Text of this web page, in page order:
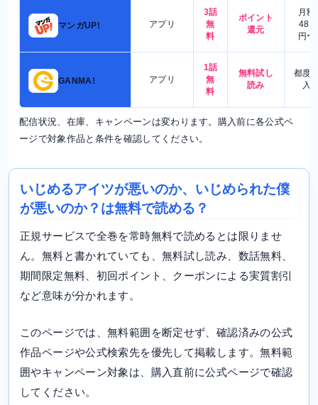
マンガUP! アプリ
3話
無
料
ポイント
還元
月額
480
円〜
GANMA! アプリ
1話
無
料
無料試し
読み
都度
入
配信状況、在庫、キャンペーンは変わります。購入前に各公式ペ
ージで対象作品と条件を確認してください。
いじめるアイツが悪いのか、いじめられた僕
が悪いのか？は無料で読める？
正規サービスで全巻を常時無料で読めるとは限りませ
ん。無料と書かれていても、無料試し読み、数話無料、
期間限定無料、初回ポイント、クーポンによる実質割引
など意味が分かれます。
このページでは、無料範囲を断定せず、確認済みの公式
作品ページや公式検索先を優先して掲載します。無料範
囲やキャンペーン対象は、購入直前に公式ページで確認
してください。